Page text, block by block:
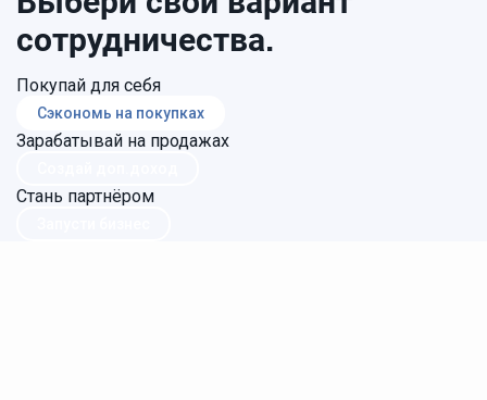
сотрудничества.
Покупай для себя
Сэкономь на покупках
Зарабатывай на продажах
Стань партнёром